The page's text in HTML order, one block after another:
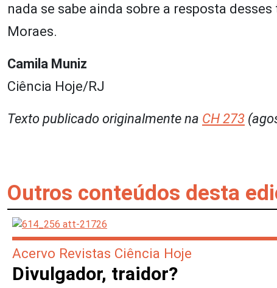
nada se sabe ainda sobre a resposta
Moraes.
Camila Muniz
Ciência Hoje/RJ
Texto publicado originalmente na CH 273
Outros conteúdos desta
Acervo Revistas Ciência Hoje
Divulgador, traidor?